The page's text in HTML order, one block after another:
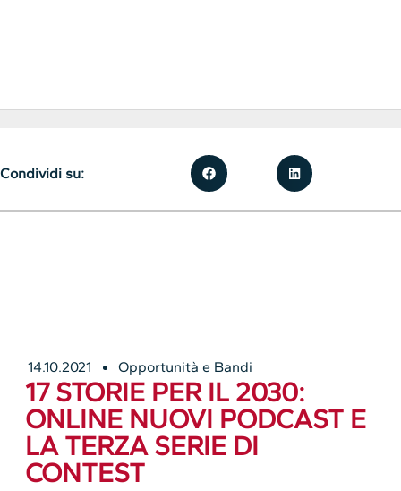
14.10.2021 Opportunità e Bandi
17 STORIE PER IL 2030:
ONLINE NUOVI PODCAST E
LA TERZA SERIE DI
CONTEST
Condividi su: